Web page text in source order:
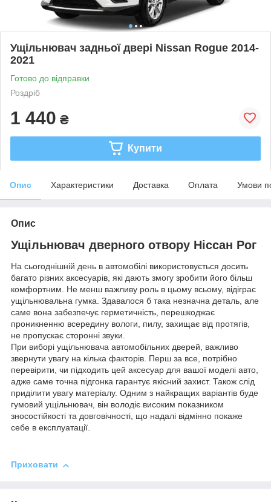
Ущільнювач задньої двері Nissan Rogue 2014-
2021
Готово до відправки
Роздріб
1 440 ₴
Купити
Опис Характеристики Доставка Оплата Умови
Опис
Ущільнювач дверного отвору Ніссан Рог
На сьогоднішній день в автомобілі використовується досить
багато різних аксесуарів, які дають змогу зробити його більш
комфортним. Не менш важливу роль в цьому всьому, відіграє
ущільнювальна гумка. Здавалося б така незначна деталь, але
саме вона забезпечує герметичність, перешкоджає
проникненню всередину вологи, пилу, захищає від протягів,
не пропускає сторонні звуки.
При виборі ущільнювача автомобільних дверей, важливо
звернути увагу на кілька факторів. Перш за все, потрібно
перевірити, чи підходить цей аксесуар для вашої моделі авто,
адже саме точна підгонка гарантує якісний захист. Також слід
приділити увагу матеріалу. Одним з найкращих варіантів буде
гумовий ущільнювач, він володіє високим показником
зносостійкості та довговічності, що надалі відмінно покаже
себе в експлуатації.
Приховати